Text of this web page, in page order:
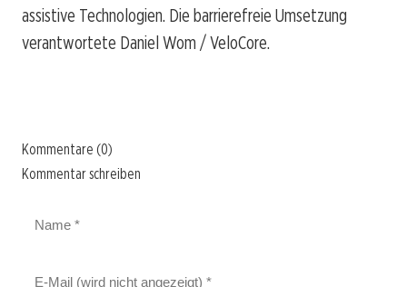
assistive Technologien. Die barrierefreie Umsetzung
verantwortete Daniel Wom / VeloCore.
Kommentare (0)
Kommentar schreiben